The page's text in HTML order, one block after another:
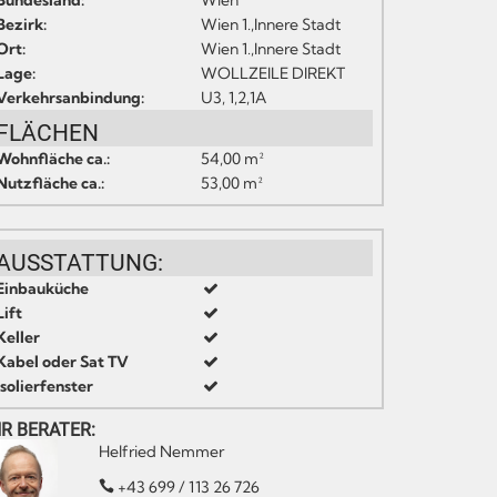
Wien 1.,Innere Stadt
Wien 1.,Innere Stadt
WOLLZEILE DIREKT
U3, 1,2,1A
ca.:
54,00 m²
ca.:
53,00 m²
oder Sat TV
BERATER:
Helfried Nemmer
+43 699 / 113 26 726